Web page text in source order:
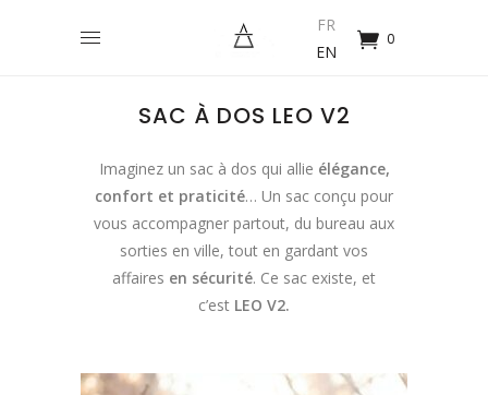
FR
EN
0
SAC À DOS LEO V2
Imaginez un sac à dos qui allie élégance,
confort et praticité… Un sac conçu pour
vous accompagner partout, du bureau aux
sorties en ville, tout en gardant vos
affaires en sécurité. Ce sac existe, et
c’est LEO V2.